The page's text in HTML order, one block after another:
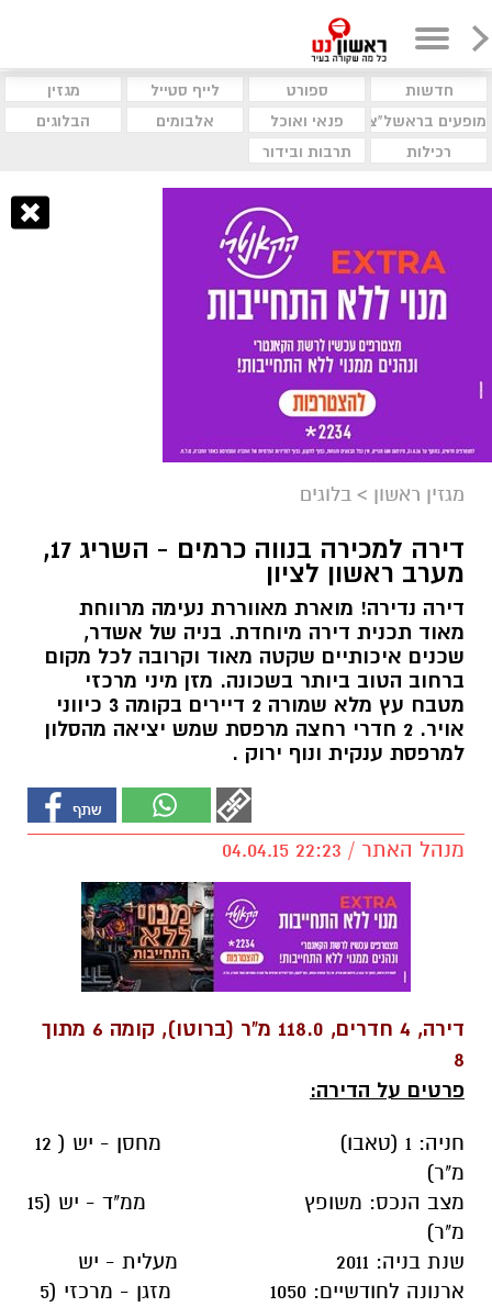
חדשות ספורט לייף סטייל
מגזין
מופעים בראשל"צ
פנאי ואוכל אלבומים
הבלוגים
רכילות
תרבות ובידור
מגזין ראשון > בלוגים
דירה למכירה בנווה כרמים - השריג 17,
מערב ראשון לציון
דירה נדירה! מוארת מאווררת נעימה מרווחת
מאוד תכנית דירה מיוחדת. בניה של אשדר,
שכנים איכותיים שקטה מאוד וקרובה לכל מקום
ברחוב הטוב ביותר בשכונה. מזן מיני מרכזי
מטבח עץ מלא שמורה 2 דיירים בקומה 3 כיווני
אויר. 2 חדרי רחצה מרפסת שמש יציאה מהסלון
למרפסת ענקית ונוף ירוק .
מנהל האתר / 22:23 04.04.15
דירה, 4 חדרים, 118.0 מ"ר (ברוטו), קומה 6 מתוך
8
פרטים על הדירה:
חניה: 1 (טאבו) מחסן - יש ( 12
מ"ר)
מצב הנכס: משופץ ממ"ד - יש (15
מ"ר)
שנת בניה: 2011 מעלית - יש
ארנונה לחודשיים: 1050 מזגן - מרכזי (5